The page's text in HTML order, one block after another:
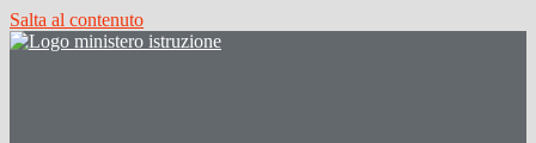
Salta al contenuto